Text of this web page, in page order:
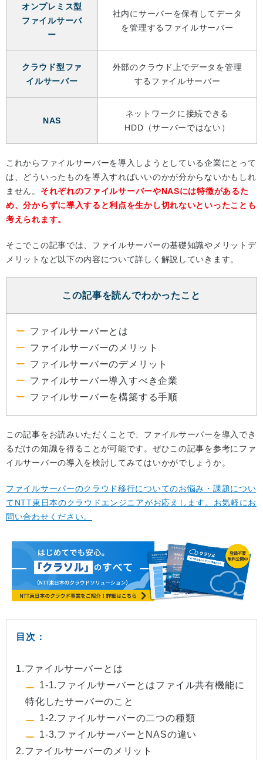
オンプレミス型
ファイルサーバ
ー
社内にサーバーを保有してデータ
を管理するファイルサーバー
クラウド型ファ
イルサーバー
外部のクラウド上でデータを管理
するファイルサーバー
NAS
ネットワークに接続できる
HDD（サーバーではない）
これからファイルサーバーを導入しようとしている企業にとって
は、どういったものを導入すればいいのかが分からないかもしれ
ません。 それぞれのファイルサーバーやNASには特徴があるた
め、分からずに導入すると利点を生かし切れないといったことも
考えられます。
そこでこの記事では、ファイルサーバーの基礎知識やメリットデ
メリットなど以下の内容について詳しく解説していきます。
この記事を読んでわかったこと
ファイルサーバーとは
ファイルサーバーのメリット
ファイルサーバーのデメリット
ファイルサーバー導入すべき企業
ファイルサーバーを構築する手順
この記事をお読みいただくことで、ファイルサーバーを導入でき
るだけの知識を得ることが可能です。ぜひこの記事を参考にファ
イルサーバーの導入を検討してみてはいかがでしょうか。
ファイルサーバーのクラウド移行についてのお悩み・課題につい
てNTT東日本のクラウドエンジニアがお応えします。お気軽にお
問い合わせください。
目次：
1.ファイルサーバーとは
1-1.ファイルサーバーとはファイル共有機能に
特化したサーバーのこと
1-2.ファイルサーバーの二つの種類
1-3.ファイルサーバーとNASの違い
2.ファイルサーバーのメリット